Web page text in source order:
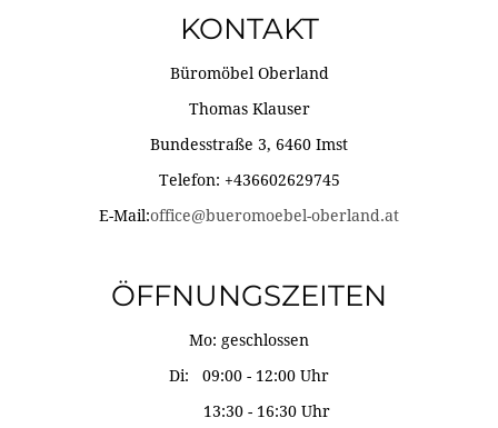
KONTAKT
Büromöbel Oberland
Thomas Klauser
Bundesstraße 3, 6460 Imst
Telefon: +436602629745
E-Mail:office@bueromoebel-oberland.at
ÖFFNUNGSZEITEN
Mo: geschlossen
Di: 09:00 - 12:00 Uhr
13:30 - 16:30 Uhr